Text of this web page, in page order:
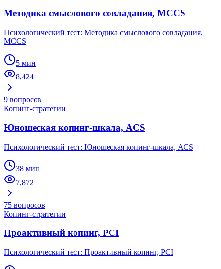
Методика смыслового совладания, MCCS
Психологический тест: Методика смыслового совладания,
MCCS
5 мин
8,424
9 вопросов
Копинг-стратегии
Юношеская копинг-шкала, ACS
Психологический тест: Юношеская копинг-шкала, ACS
38 мин
7,872
75 вопросов
Копинг-стратегии
Проактивный копинг, PCI
Психологический тест: Проактивный копинг, PCI